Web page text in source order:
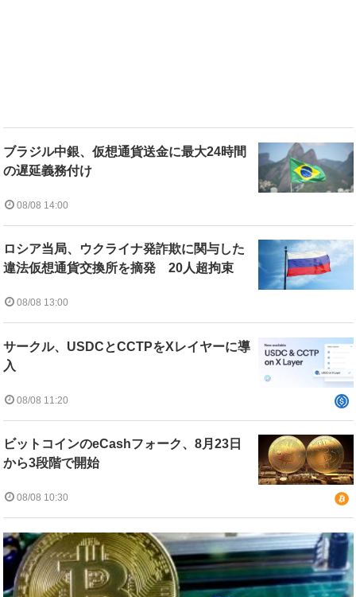
ブラジル中銀、仮想通貨送金に最大24時間
の遅延義務付け
08/08 14:00
ロシア当局、ウクライナ発詐欺に関与した
違法仮想通貨交換所を摘発 20人超拘束
08/08 13:00
サークル、USDCとCCTPをXレイヤーに導
入
08/08 11:20
ビットコインのeCashフォーク、8月23日
から3段階で開始
08/08 10:30